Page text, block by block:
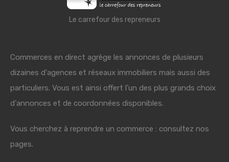
Le carrefour des repreneurs
Commerces en direct agrège les annonces de plusieurs
dizaines d'agences et réseaux immobiliers mais aussi des
particuliers. Vous est ainsi offert l'un des plus grands choix
d'annonces et de coordonnées disponibles.
Vous cherchez à reprendre un commerce : consultez nos
pages.